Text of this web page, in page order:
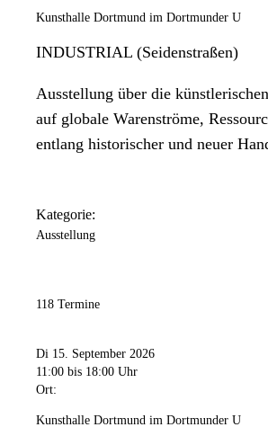
Kunsthalle Dortmund im Dortmunder U
INDUSTRIAL (Seidenstraßen)
Ausstellung über die
auf globale Warenströme,
entlang historischer und neuer
Kategorie:
Ausstellung
118 Termine
Di 15. September 2026
11:00 bis 18:00 Uhr
Ort:
Kunsthalle Dortmund im Dortmunder U